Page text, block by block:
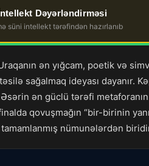
Dəyərləndirməsi
süni intellekt tərəfindən hazırlanıb
ən yığcam, poetik və
sağalmaq ideyası dayanır.
ən güclü tərəfi
qovuşmağın “bir-birinin
nümunələrdən